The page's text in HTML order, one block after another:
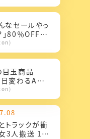
なセールやっ
」80％OFF以
登場！Amaz
が...
目玉商品
日変わるAma
セールが見
トラックが衝
3人搬送 1人